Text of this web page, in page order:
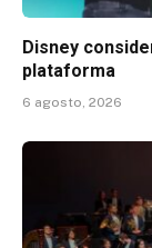
Disney
plataforma
6 agosto, 2026